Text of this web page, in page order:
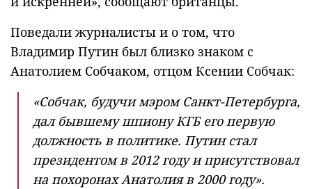
Поведали журналисты и о том, что
Владимир Путин был близко знаком с
Анатолием Собчаком, отцом Ксении Собчак:
«Собчак, будучи мэром Санкт-Петербурга,
дал бывшему шпиону КГБ его первую
должность в политике. Путин стал
президентом в 2012 году и присутствовал
на похоронах Анатолия в 2000 году».